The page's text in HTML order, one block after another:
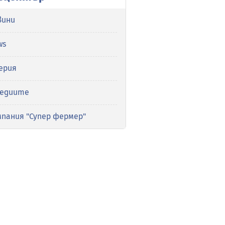
"Супер фермер"